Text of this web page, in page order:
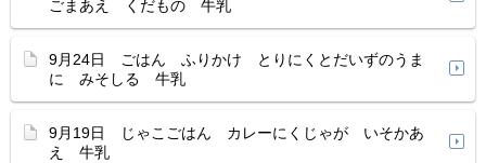
ごまあえ くだもの 牛乳
9月24日 ごはん ふりかけ とりにくとだいずのうま
に みそしる 牛乳
9月19日 じゃこごはん カレーにくじゃが いそかあ
え 牛乳